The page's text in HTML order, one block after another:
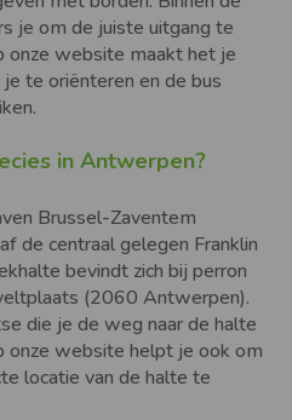
je om de juiste uitgang te
onze website maakt het je
te oriënteren en de bus
in Antwerpen?
Brussel-Zaventem
de centraal gelegen Franklin
bevindt zich bij perron
(2060 Antwerpen).
die je de weg naar de halte
onze website helpt je ook om
locatie van de halte te